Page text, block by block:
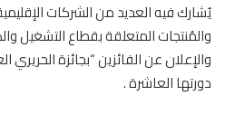
يُشارك فيه العديد من الشركات
والمُنتجات المتعلقة بقطاع التشغيل
والإعلان عن الفائزين “بجائزة الحريري
دورتها العاشرة .